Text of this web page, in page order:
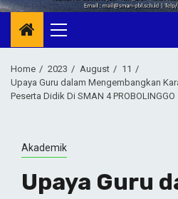
Primary
Menu
Home 2023 August
11
Upaya Guru dalam Mengembangkan
Peserta Didik Di SMAN 4 PROBOLINGGO
Akademik
Upaya Guru